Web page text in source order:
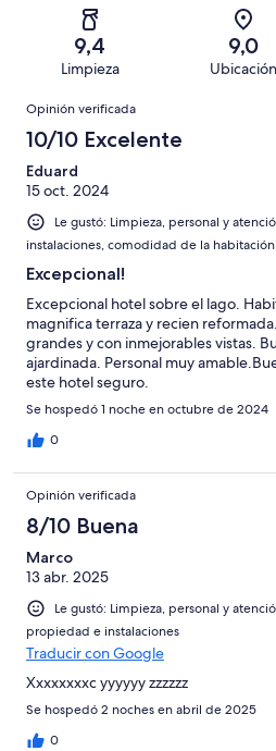
opiniones
opiniones
473
9,4
Limpieza
9,0
Ubicación
Opiniones
Opinión verificada
10/10 Excelente
Eduard
15 oct. 2024
Le gustó: Limpieza, personal y
instalaciones, comodidad de la habitación
Excepcional!
Excepcional hotel sobre el lago.
magnifica terraza y recien
grandes y con inmejorables vistas.
ajardinada. Personal muy
este hotel seguro.
Se hospedó 1 noche en octubre de 2024
0
Opinión verificada
8/10 Buena
Marco
13 abr. 2025
Le gustó: Limpieza, personal y
propiedad e instalaciones
Traducir con Google
Xxxxxxxxc yyyyyy zzzzzz
Se hospedó 2 noches en abril de 2025
0